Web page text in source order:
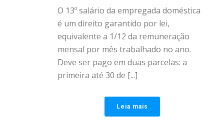
O 13º salário da empregada doméstica
é um direito garantido por lei,
equivalente a 1/12 da remuneração
mensal por mês trabalhado no ano.
Deve ser pago em duas parcelas: a
primeira até 30 de [...]
Leia mais